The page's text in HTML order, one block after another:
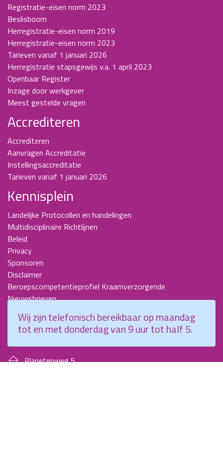
Registratie-eisen norm 2023
Beslisboom
Herregistratie-eisen norm 2019
Herregistratie-eisen norm 2023
Tarieven vanaf 1 januari 2026
Herregistratie stapsgewijs v.a. 1 april 2023
Openbaar Register
Inzage door werkgever
Meest gestelde vragen
Accrediteren
Accrediteren
Aanvragen Accreditatie
Instellingsaccreditatie
Tarieven vanaf 1 januari 2026
Kennisplein
Landelijke Protocollen en handelingen
Multidisciplinaire Richtlijnen
Beleid
Privacy
Sponsoren
Disclaimer
Beroepscompetentieprofiel Kraamverzorgende
Nieuwsbrieven
Jaarverslagen
Contact
Planetenweg 5
Wij zijn telefonisch bereikbaar op maandag
tot en met donderdag van 9 uur tot half 5.